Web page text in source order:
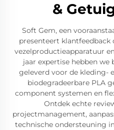
&
Soft Gem, een
presenteert klantfeedback
vezelproductieapparatuur
jaar expertise hebben
geleverd voor de kleding-
biodegradeerbare PLA
component systemen en
Ontdek echte
projectmanagement,
technische ondersteuning